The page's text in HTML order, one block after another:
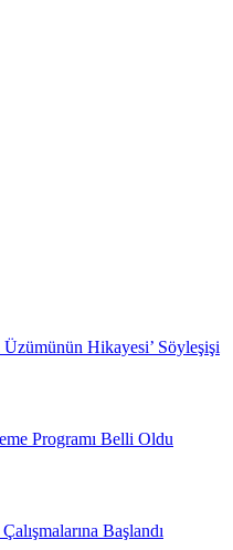
Üzümünün Hikayesi’ Söyleşişi
Programı Belli Oldu
Başlandı